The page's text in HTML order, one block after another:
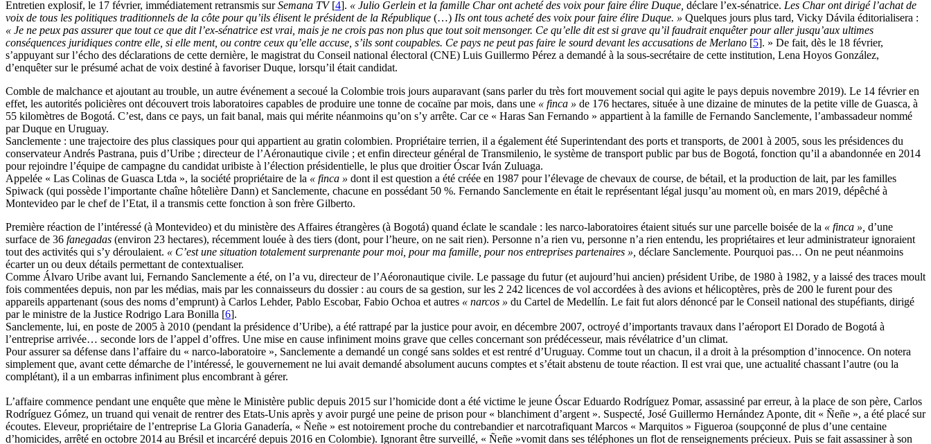
Entretien explosif, le 17 février, immédiatement retransmis surSemana TV[4]. « Julio Gerlein et la famille Char ont acheté des voix pour faire élire Duque, déclare l’ex-sénatrice. Les Char ont dirigé l’achat de
voix de tous les politiques traditionnels de la côte pour qu’ils élisent le président de la République (…) Ils ont tous acheté des voix pour faire élire Duque. » Quelques jours plus tard, Vicky Dávila éditorialisera :
« Je ne peux pas assurer que tout ce que dit l’ex-sénatrice est vrai, mais je ne crois pas non plus que tout soit mensonger. Ce qu’elle dit est si grave qu’il faudrait enquêter pour aller jusqu’aux ultimes
conséquences juridiques contre elle, si elle ment, ou contre ceux qu’elle accuse, s’ils sont coupables. Ce pays ne peut pas faire le sourd devant les accusations de Merlano [5]. » De fait, dès le 18 février,
s’appuyant sur l’écho des déclarations de cette dernière, le magistrat du Conseil national électoral (CNE) Luis Guillermo Pérez a demandé à la sous-secrétaire de cette institution, Lena Hoyos González,
d’enquêter sur le présumé achat de voix destiné à favoriser Duque, lorsqu’il était candidat.
Comble de malchance et ajoutant au trouble, un autre événement a secoué la Colombie trois jours auparavant (sans parler du très fort mouvement social qui agite le pays depuis novembre 2019). Le 14 février en
effet, les autorités policières ont découvert trois laboratoires capables de produire une tonne de cocaïne par mois, dans une « finca » de 176 hectares, située à une dizaine de minutes de la petite ville de Guasca, à
55 kilomètres de Bogotá. C’est, dans ce pays, un fait banal, mais qui mérite néanmoins qu’on s’y arrête. Car ce « Haras San Fernando » appartient à la famille de Fernando Sanclemente, l’ambassadeur nommé
par Duque en Uruguay.
Sanclemente : une trajectoire des plus classiques pour qui appartient au gratin colombien. Propriétaire terrien, il a également été Superintendant des ports et transports, de 2001 à 2005, sous les présidences du
conservateur Andrés Pastrana, puis d’Uribe ; directeur de l’Aéronautique civile ; et enfin directeur général de Transmilenio, le système de transport public par bus de Bogotá, fonction qu’il a abandonnée en 2014
pour rejoindre l’équipe de campagne du candidat uribiste à l’élection présidentielle, le plus que droitier Óscar Iván Zuluaga.
Appelée « Las Colinas de Guasca Ltda », la société propriétaire de la « finca » dont il est question a été créée en 1987 pour l’élevage de chevaux de course, de bétail, et la production de lait, par les familles
Spiwack (qui possède l’importante chaîne hôtelière Dann) et Sanclemente, chacune en possédant 50 %. Fernando Sanclemente en était le représentant légal jusqu’au moment où, en mars 2019, dépêché à
Montevideo par le chef de l’Etat, il a transmis cette fonction à son frère Gilberto.
Première réaction de l’intéressé (à Montevideo) et du ministère des Affaires étrangères (à Bogotá) quand éclate le scandale : les narco-laboratoires étaient situés sur une parcelle boisée de la « finca », d’une
surface de 36 fanegadas (environ 23 hectares), récemment louée à des tiers (dont, pour l’heure, on ne sait rien). Personne n’a rien vu, personne n’a rien entendu, les propriétaires et leur administrateur ignoraient
tout des activités qui s’y déroulaient. « C’est une situation totalement surprenante pour moi, pour ma famille, pour nos entreprises partenaires », déclare Sanclemente. Pourquoi pas… On ne peut néanmoins
écarter un ou deux détails permettant de contextualiser.
Comme Álvaro Uribe avant lui, Fernando Sanclemente a été, on l’a vu, directeur de l’Aéoronautique civile. Le passage du futur (et aujourd’hui ancien) président Uribe, de 1980 à 1982, y a laissé des traces moult
fois commentées depuis, non par les médias, mais par les connaisseurs du dossier : au cours de sa gestion, sur les 2 242 licences de vol accordées à des avions et hélicoptères, près de 200 le furent pour des
appareils appartenant (sous des noms d’emprunt) à Carlos Lehder, Pablo Escobar, Fabio Ochoa et autres « narcos » du Cartel de Medellín. Le fait fut alors dénoncé par le Conseil national des stupéfiants, dirigé
par le ministre de la Justice Rodrigo Lara Bonilla [6].
Sanclemente, lui, en poste de 2005 à 2010 (pendant la présidence d’Uribe), a été rattrapé par la justice pour avoir, en décembre 2007, octroyé d’importants travaux dans l’aéroport El Dorado de Bogotá à
l’entreprise arrivée… seconde lors de l’appel d’offres. Une mise en cause infiniment moins grave que celles concernant son prédécesseur, mais révélatrice d’un climat.
Pour assurer sa défense dans l’affaire du « narco-laboratoire », Sanclemente a demandé un congé sans soldes et est rentré d’Uruguay. Comme tout un chacun, il a droit à la présomption d’innocence. On notera
simplement que, avant cette démarche de l’intéressé, le gouvernement ne lui avait demandé absolument aucuns comptes et s’était abstenu de toute réaction. Il est vrai que, une actualité chassant l’autre (ou la
complétant), il a un embarras infiniment plus encombrant à gérer.
L’affaire commence pendant une enquête que mène le Ministère public depuis 2015 sur l’homicide dont a été victime le jeune Óscar Eduardo Rodríguez Pomar, assassiné par erreur, à la place de son père, Carlos
Rodríguez Gómez, un truand qui venait de rentrer des Etats-Unis après y avoir purgé une peine de prison pour « blanchiment d’argent ». Suspecté, José Guillermo Hernández Aponte, dit « Ñeñe », a été placé sur
écoutes. Eleveur, propriétaire de l’entreprise La Gloria Ganadería, « Ñeñe » est notoirement proche du contrebandier et narcotrafiquant Marcos « Marquitos » Figueroa (soupçonné de plus d’une centaine
d’homicides, arrêté en octobre 2014 au Brésil et incarcéré depuis 2016 en Colombie). Ignorant être surveillé, « Ñeñe »vomit dans ses téléphones un flot de renseignements précieux. Puis se fait assassiner à son